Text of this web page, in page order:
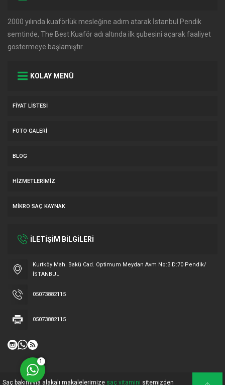
2000 yılında kuaförlük mesleğine adım atarak İstanbul Pendik
semtinde, The Best Kuaför adı altında ilk şubesini açarak faaliyet
göstermeye başlamıştır.
KOLAY MENÜ
FIYAT LISTESI
FOTO GALERI
BLOG
HIZMETLERIMIZ
MIKRO SAÇ KAYNAK
İLETİŞİM BİLGİLERİ
Kurtköy Mah. Bakü Cad. Optimum Meydan Avm No:3 D:70 Pendik/
İSTANBUL
05073882115
05073882115
Saç bakımıyla alakalı makalelerimize saç vitamini sitemizden
1